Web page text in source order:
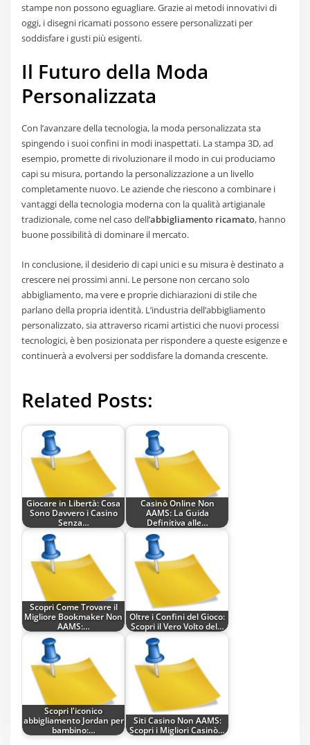
stampe non possono eguagliare. Grazie ai metodi innovativi di
oggi, i disegni ricamati possono essere personalizzati per
soddisfare i gusti più esigenti.
Il Futuro della Moda
Personalizzata
Con l’avanzare della tecnologia, la moda personalizzata sta
spingendo i suoi confini in modi inaspettati. La stampa 3D, ad
esempio, promette di rivoluzionare il modo in cui produciamo
capi su misura, portando la personalizzazione a un livello
completamente nuovo. Le aziende che riescono a combinare i
vantaggi della tecnologia moderna con la qualità artigianale
tradizionale, come nel caso dell’abbigliamento ricamato, hanno
buone possibilità di dominare il mercato.
In conclusione, il desiderio di capi unici e su misura è destinato a
crescere nei prossimi anni. Le persone non cercano solo
abbigliamento, ma vere e proprie dichiarazioni di stile che
parlano della propria identità. L’industria dell’abbigliamento
personalizzato, sia attraverso ricami artistici che nuovi processi
tecnologici, è ben posizionata per rispondere a queste esigenze e
continuerà a evolversi per soddisfare la domanda crescente.
Related Posts:
Giocare in Libertà: Cosa
Sono Davvero i Casino
Senza…
Casinò Online Non
AAMS: La Guida
Definitiva alle…
Scopri Come Trovare il
Migliore Bookmaker Non
AAMS:…
Oltre i Confini del Gioco:
Scopri il Vero Volto del…
Scopri l'iconico
abbigliamento Jordan per
bambino:…
Siti Casino Non AAMS:
Scopri i Migliori Casinò…